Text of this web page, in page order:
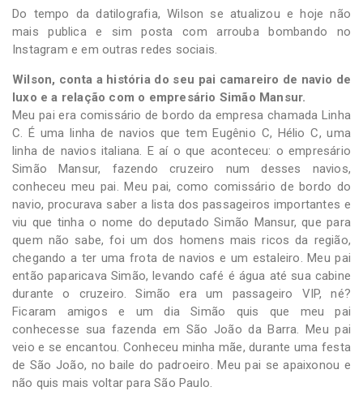
Do tempo da datilografia, Wilson se atualizou e hoje não
mais publica e sim posta com arrouba bombando no
Instagram e em outras redes sociais.
Wilson, conta a história do seu pai camareiro de navio de
luxo e a relação com o empresário Simão Mansur.
Meu pai era comissário de bordo da empresa chamada Linha
C. É uma linha de navios que tem Eugênio C, Hélio C, uma
linha de navios italiana. E aí o que aconteceu: o empresário
Simão Mansur, fazendo cruzeiro num desses navios,
conheceu meu pai. Meu pai, como comissário de bordo do
navio, procurava saber a lista dos passageiros importantes e
viu que tinha o nome do deputado Simão Mansur, que para
quem não sabe, foi um dos homens mais ricos da região,
chegando a ter uma frota de navios e um estaleiro. Meu pai
então paparicava Simão, levando café é água até sua cabine
durante o cruzeiro. Simão era um passageiro VIP, né?
Ficaram amigos e um dia Simão quis que meu pai
conhecesse sua fazenda em São João da Barra. Meu pai
veio e se encantou. Conheceu minha mãe, durante uma festa
de São João, no baile do padroeiro. Meu pai se apaixonou e
não quis mais voltar para São Paulo.